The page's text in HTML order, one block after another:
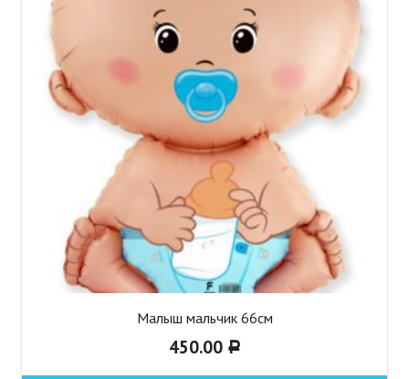
Малыш мальчик 66см
450.00 Р